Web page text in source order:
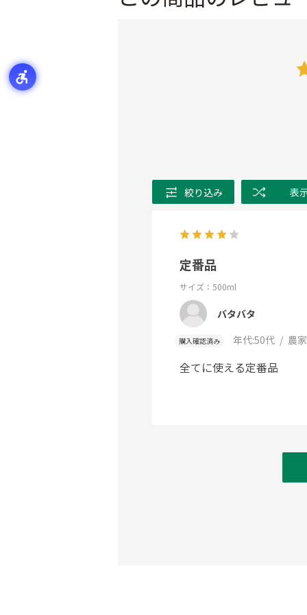
絞り込み 表
定番品
サイズ：500ml
バタバタ
購入確認済み 年代:50代 農
全てに使える定番品